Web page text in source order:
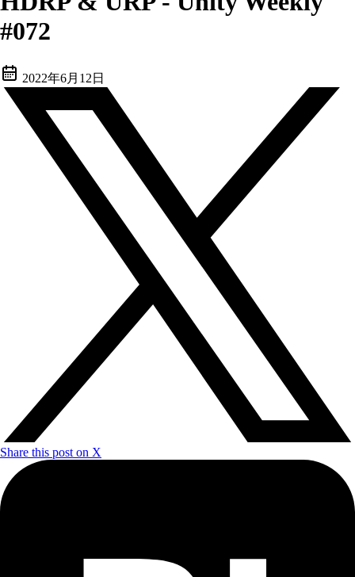
#072
2022年6月12日
Share this post on X